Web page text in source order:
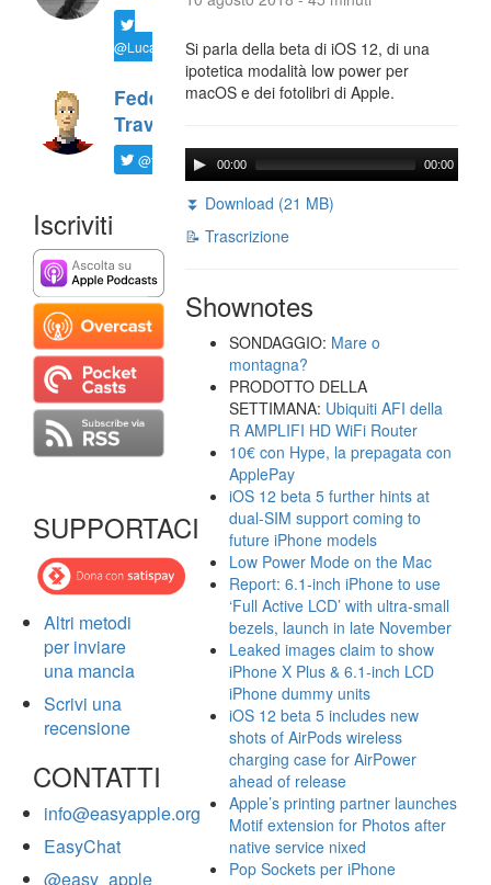
@LucaTNT
Federico
Travaini
@ftrava
Iscriviti
SUPPORTACI
Altri metodi
per inviare
una mancia
Scrivi una
recensione
CONTATTI
info@easyapple.org
EasyChat
@easy_apple
Si parla della beta di iOS 12, di una
ipotetica modalità low power per
macOS e dei fotolibri di Apple.
00:00 00:00
⏬ Download (21 MB)
📝 Trascrizione
Shownotes
SONDAGGIO: Mare o
montagna?
PRODOTTO DELLA
SETTIMANA: Ubiquiti AFI della
R AMPLIFI HD WiFi Router
10€ con Hype, la prepagata con
ApplePay
iOS 12 beta 5 further hints at
dual-SIM support coming to
future iPhone models
Low Power Mode on the Mac
Report: 6.1-inch iPhone to use
‘Full Active LCD’ with ultra-small
bezels, launch in late November
Leaked images claim to show
iPhone X Plus & 6.1-inch LCD
iPhone dummy units
iOS 12 beta 5 includes new
shots of AirPods wireless
charging case for AirPower
ahead of release
Apple’s printing partner launches
Motif extension for Photos after
native service nixed
Pop Sockets per iPhone